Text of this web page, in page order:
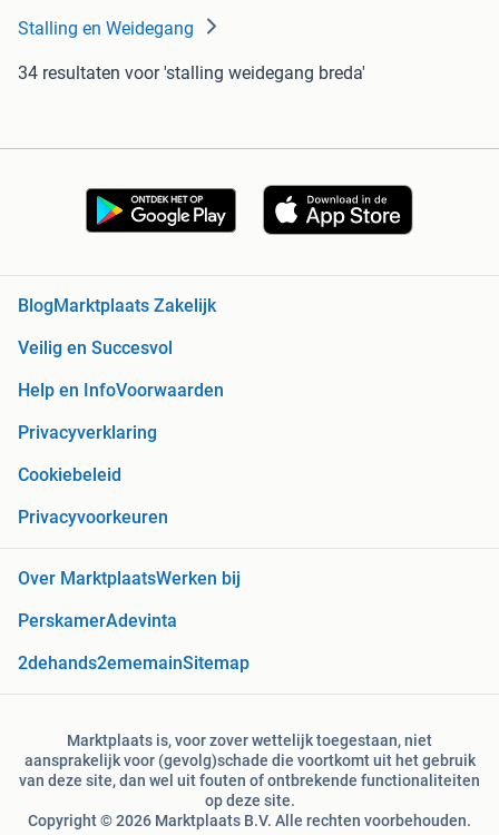
Stalling en Weidegang
34 resultaten voor 'stalling weidegang breda'
Blog Marktplaats Zakelijk
Veilig en Succesvol
Help en InfoVoorwaarden
Privacyverklaring
Cookiebeleid
Privacyvoorkeuren
Over MarktplaatsWerken bij
PerskamerAdevinta
2dehands2ememainSitemap
Marktplaats is, voor zover wettelijk toegestaan, niet
aansprakelijk voor (gevolg)schade die voortkomt uit het gebruik
van deze site, dan wel uit fouten of ontbrekende functionaliteiten
op deze site.
Copyright © 2026 Marktplaats B.V. Alle rechten voorbehouden.